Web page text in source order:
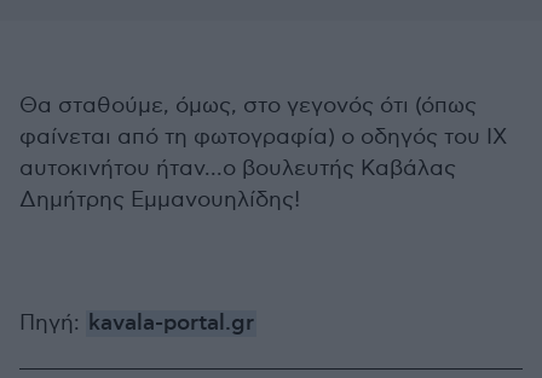
Θα σταθούμε, όμως, στο γεγονός ότι (όπως
φαίνεται από τη φωτογραφία) ο οδηγός του ΙΧ
αυτοκινήτου ήταν...ο βουλευτής Καβάλας
Δημήτρης Εμμανουηλίδης!
Πηγή: kavala-portal.gr